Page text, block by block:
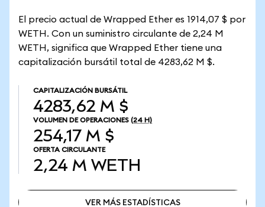
El precio actual de Wrapped Ether es 1914,07 $ por
WETH. Con un suministro circulante de 2,24 M
WETH, significa que Wrapped Ether tiene una
capitalización bursátil total de 4283,62 M $.
CAPITALIZACIÓN BURSÁTIL
4283,62 M $
VOLUMEN DE OPERACIONES (24 H)
254,17 M $
OFERTA CIRCULANTE
2,24 M WETH
VER MÁS ESTADÍSTICAS